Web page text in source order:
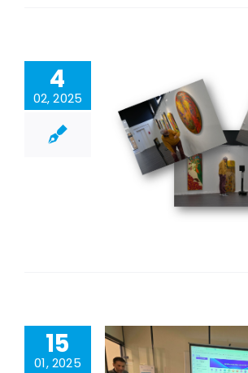
4
02, 2025
15
01, 2025